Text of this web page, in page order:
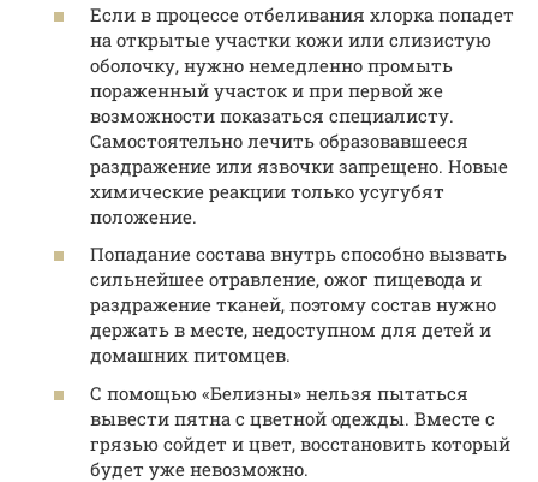
Если в процессе отбеливания хлорка попадет
на открытые участки кожи или слизистую
оболочку, нужно немедленно промыть
пораженный участок и при первой же
возможности показаться специалисту.
Самостоятельно лечить образовавшееся
раздражение или язвочки запрещено. Новые
химические реакции только усугубят
положение.
Попадание состава внутрь способно вызвать
сильнейшее отравление, ожог пищевода и
раздражение тканей, поэтому состав нужно
держать в месте, недоступном для детей и
домашних питомцев.
С помощью «Белизны» нельзя пытаться
вывести пятна с цветной одежды. Вместе с
грязью сойдет и цвет, восстановить который
будет уже невозможно.